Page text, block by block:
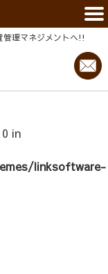
管理マネジメントヘ!!
in
linksoftware-